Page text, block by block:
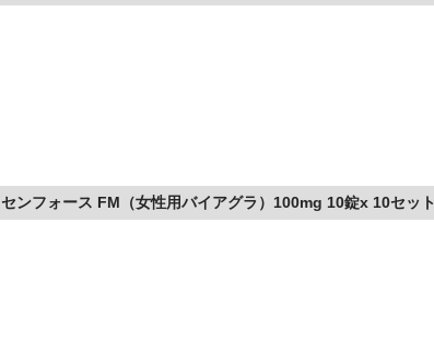
センフォース FM（女性用バイアグラ）100mg 10錠x 10セット